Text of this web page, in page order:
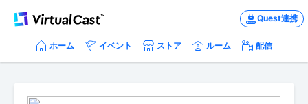
Quest連携
ホーム イベント ストア ルーム 配信